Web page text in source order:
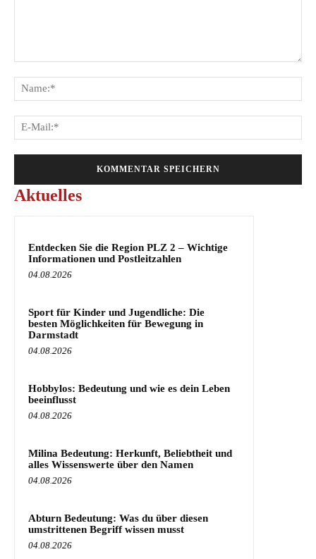
Aktuelles
Entdecken Sie die Region PLZ 2 – Wichtige
Informationen und Postleitzahlen
04.08.2026
Sport für Kinder und Jugendliche: Die
besten Möglichkeiten für Bewegung in
Darmstadt
04.08.2026
Hobbylos: Bedeutung und wie es dein Leben
beeinflusst
04.08.2026
Milina Bedeutung: Herkunft, Beliebtheit und
alles Wissenswerte über den Namen
04.08.2026
Abturn Bedeutung: Was du über diesen
umstrittenen Begriff wissen musst
04.08.2026